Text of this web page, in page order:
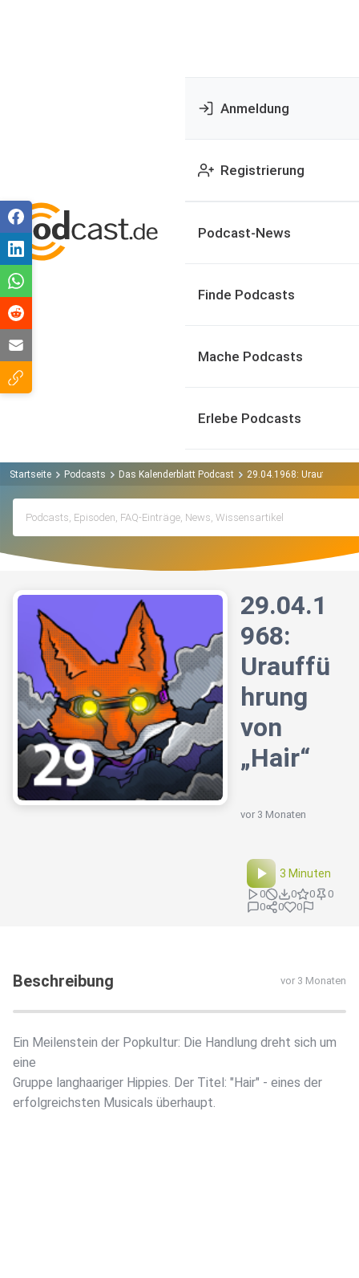
Anmeldung
Registrierung
Podcast-News
Finde Podcasts
Mache Podcasts
Erlebe Podcasts
Startseite Podcasts Das Kalenderblatt Podcast 29.04.1968:
29.04.1
968:
Urauffü
hrung
von
„Hair“
vor 3 Monaten
3 Minuten
0 0 0
0
0
0 0
Beschreibung vor 3 Monaten
Ein Meilenstein der Popkultur: Die Handlung dreht sich um
eine
Gruppe langhaariger Hippies. Der Titel: "Hair" - eines der
erfolgreichsten Musicals überhaupt.